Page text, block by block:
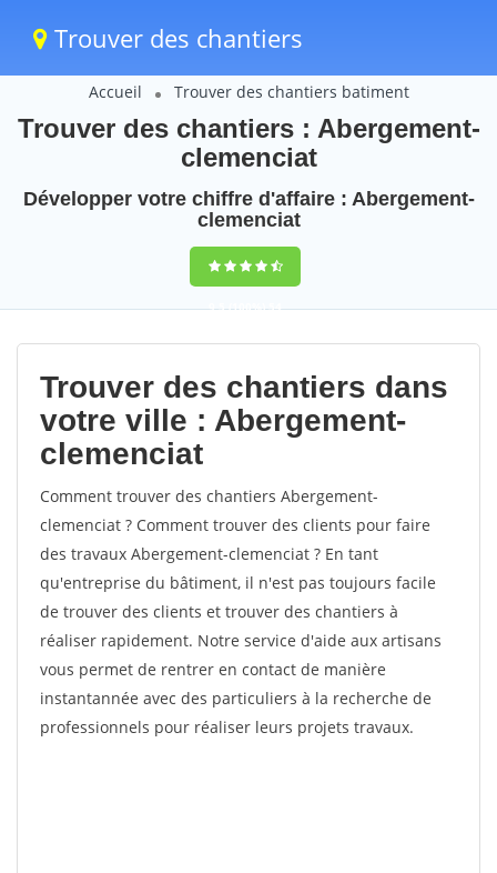
Trouver des chantiers
Accueil Trouver des chantiers batiment
Trouver des chantiers : Abergement-
clemenciat
Développer votre chiffre d'affaire : Abergement-
clemenciat
9,5(100%)54
votes
Trouver des chantiers dans
votre ville : Abergement-
clemenciat
Comment trouver des chantiers Abergement-
clemenciat ? Comment trouver des clients pour faire
des travaux Abergement-clemenciat ? En tant
qu'entreprise du bâtiment, il n'est pas toujours facile
de trouver des clients et trouver des chantiers à
réaliser rapidement. Notre service d'aide aux artisans
vous permet de rentrer en contact de manière
instantannée avec des particuliers à la recherche de
professionnels pour réaliser leurs projets travaux.